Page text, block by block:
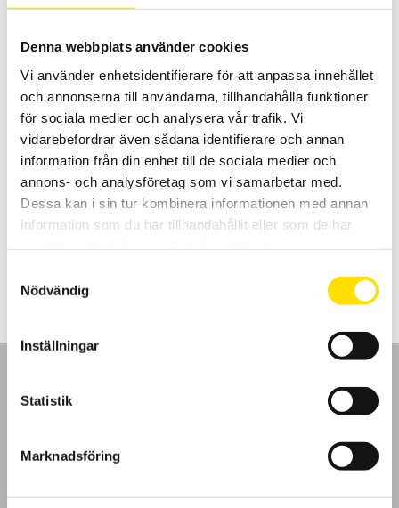
Denna webbplats använder cookies
Vi använder enhetsidentifierare för att anpassa innehållet
och annonserna till användarna, tillhandahålla funktioner
för sociala medier och analysera vår trafik. Vi
vidarebefordrar även sådana identifierare och annan
information från din enhet till de sociala medier och
annons- och analysföretag som vi samarbetar med.
Dessa kan i sin tur kombinera informationen med annan
information som du har tillhandahållit eller som de har
Nödvändig
Inställningar
Statistik
Marknadsföring
Temperaturgivare pt100
Chauvin-Arnoux har ett brett sortiment av handhållna
temperaturgivare för instrument. Dessa är pt100 givare försedda
1,115.00kr–3,160.00krPrisintervall:
LÄS MER